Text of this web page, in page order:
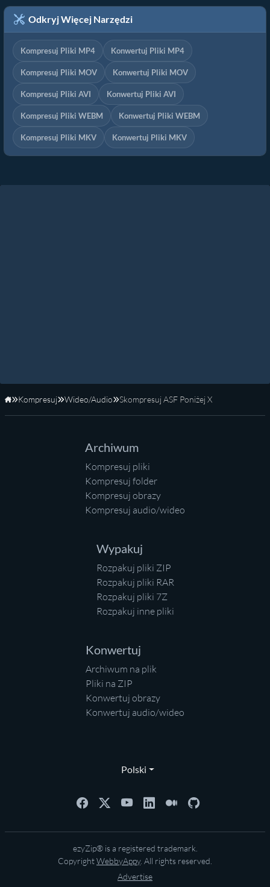
Odkryj Więcej Narzędzi
Kompresuj Pliki MP4 Konwertuj Pliki MP4
Kompresuj Pliki MOV Konwertuj Pliki MOV
Kompresuj Pliki AVI Konwertuj Pliki AVI
Kompresuj Pliki WEBM Konwertuj Pliki WEBM
Kompresuj Pliki MKV Konwertuj Pliki MKV
Strona główna
Kompresuj Wideo/Audio Skompresuj ASF Poniżej X
Archiwum
Kompresuj pliki
Kompresuj folder
Kompresuj obrazy
Kompresuj audio/wideo
Wypakuj
Rozpakuj pliki ZIP
Rozpakuj pliki RAR
Rozpakuj pliki 7Z
Rozpakuj inne pliki
Konwertuj
Archiwum na plik
Pliki na ZIP
Konwertuj obrazy
Konwertuj audio/wideo
Polski
ezyZip® is a registered trademark.
CopyrightWebbyAppy. All rights reserved.
Advertise